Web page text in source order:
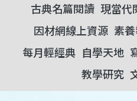
古典名篇閱讀 現當代
因材網線上資源 素
每月輕經典 自學天地
教學研究